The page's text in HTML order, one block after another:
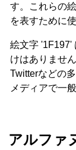
す。これらの
を表すために
絵文字 '1F197'
けはありませ
Twitterなどの
メディアで一
アルファ